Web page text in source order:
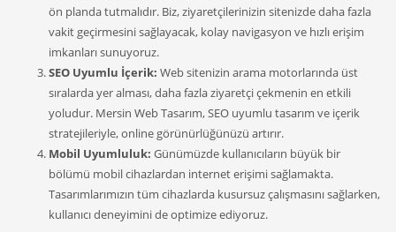
ön planda tutmalıdır. Biz, ziyaretçilerinizin sitenizde daha fazla
vakit geçirmesini sağlayacak, kolay navigasyon ve hızlı erişim
imkanları sunuyoruz.
SEO Uyumlu İçerik: Web sitenizin arama motorlarında üst
sıralarda yer alması, daha fazla ziyaretçi çekmenin en etkili
yoludur. Mersin Web Tasarım, SEO uyumlu tasarım ve içerik
stratejileriyle, online görünürlüğünüzü artırır.
Mobil Uyumluluk: Günümüzde kullanıcıların büyük bir
bölümü mobil cihazlardan internet erişimi sağlamakta.
Tasarımlarımızın tüm cihazlarda kusursuz çalışmasını sağlarken,
kullanıcı deneyimini de optimize ediyoruz.